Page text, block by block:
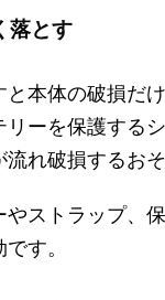
とす
と本体の破損だ
ーを保護する
れ破損するお
やストラップ、
す。